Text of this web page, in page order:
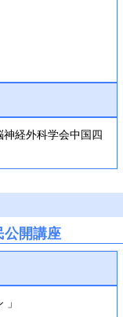
経外科学会中国四
開講座